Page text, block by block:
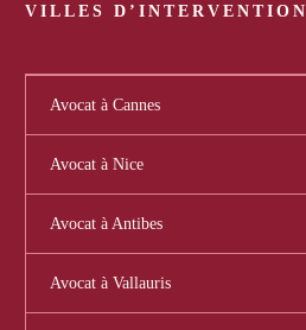
VILLES D’INTERVENTION
Avocat à Cannes
Avocat à Nice
Avocat à Antibes
Avocat à Vallauris